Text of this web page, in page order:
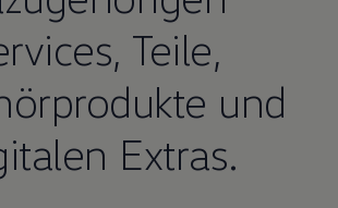
Teile,
und
Extras.